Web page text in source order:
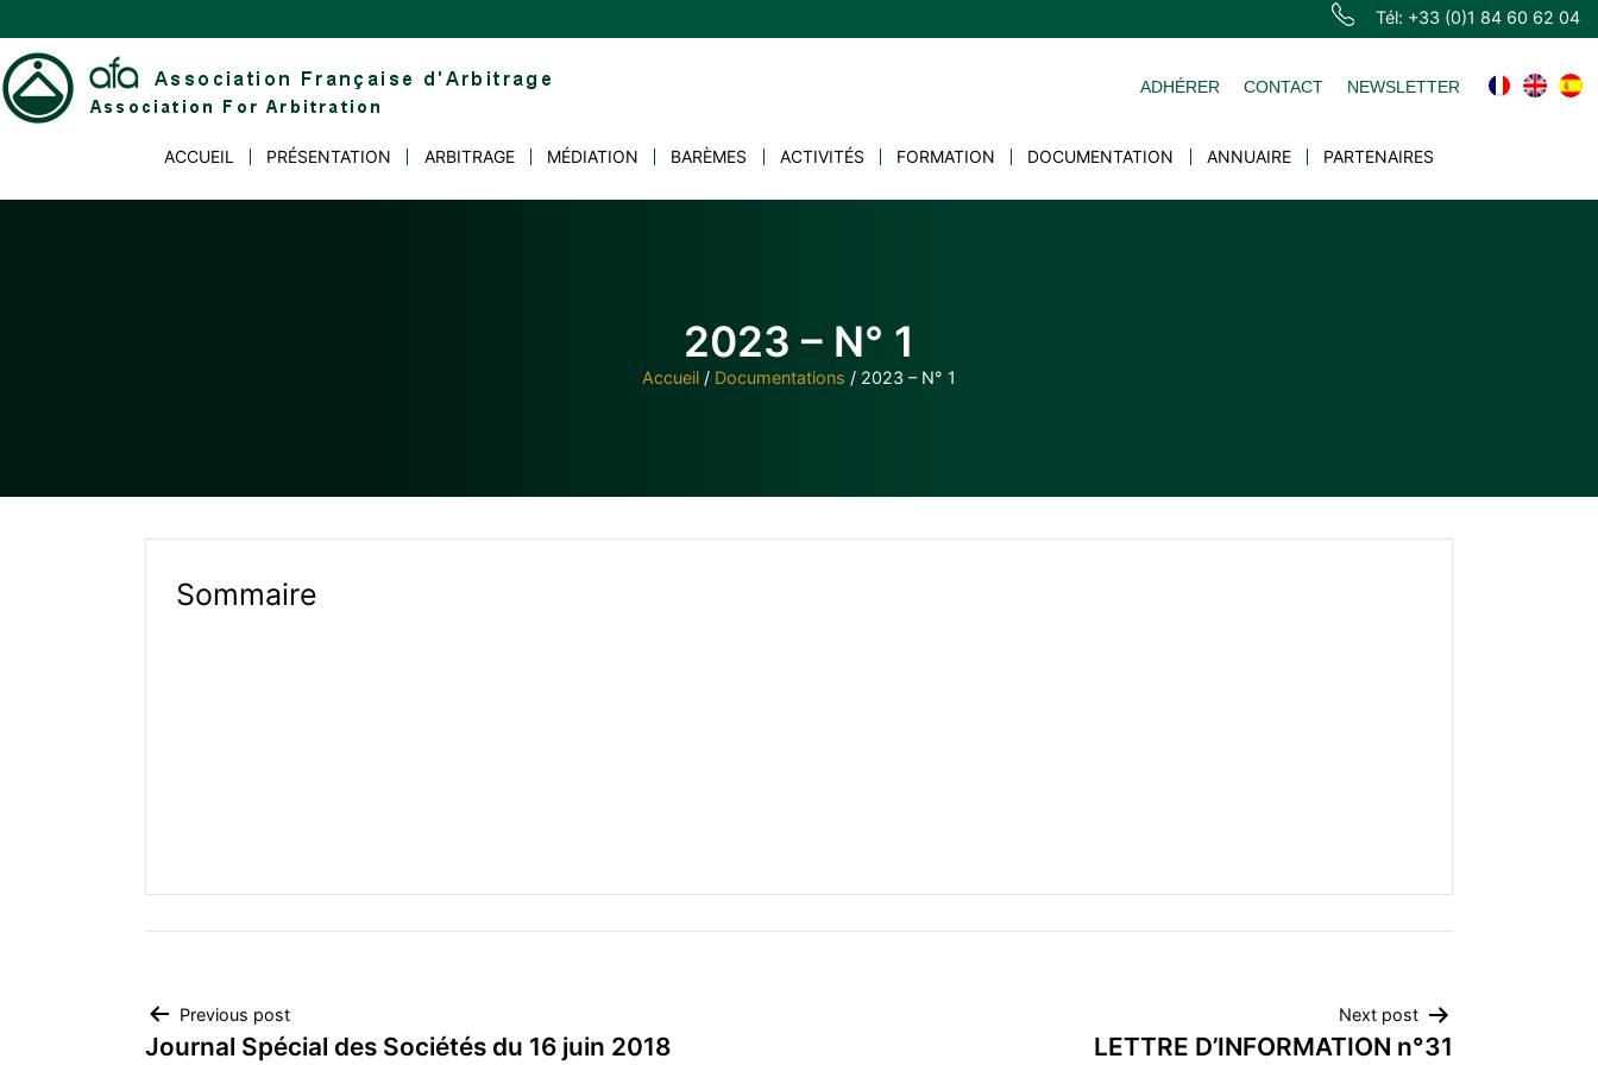
to
content
Tél: +33 (0)1 84 60 62 04
d'Arbitrage
ADHÉRER CONTACT NEWSLETTER
ACCUEIL PRÉSENTATION ARBITRAGE MÉDIATION BARÈMES ACTIVITÉS FORMATION DOCUMENTATION ANNUAIRE PARTENAIRES
2023 – N° 1
Accueil / Documentations / 2023 – N° 1
Sommaire
Navigation
Previous post
Journal Spécial des Sociétés du 16 juin 2018
Next post
LETTRE D’INFORMATION n°31